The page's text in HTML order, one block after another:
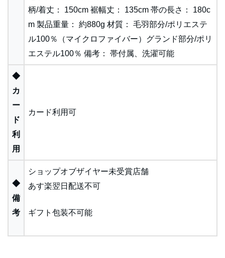
柄/着丈： 150cm 裾幅丈： 135cm 帯の長さ： 180c
m 製品重量： 約880g 材質： 毛羽部分/ポリエステ
ル100％（マイクロファイバー）グランド部分/ポリ
エステル100％ 備考： 帯付属、洗濯可能
◆
カ
ー
ド
利
用
カード利用可
◆
備
考
ショップオブザイヤー未受賞店舗
あす楽翌日配送不可
ギフト包装不可能